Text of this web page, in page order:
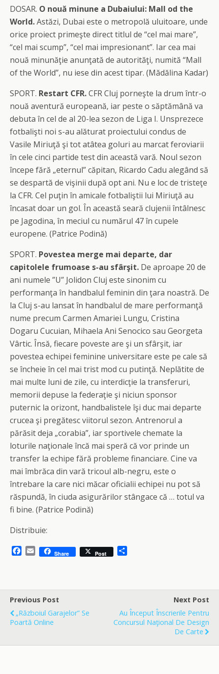
DOSAR. O nouă minune a Dubaiului: Mall od the
World.Astăzi, Dubai este o metropolă uluitoare, unde
orice proiect primeşte direct titlul de “cel mai mare”,
“cel mai scump”, “cel mai impresionant”. Iar cea mai
nouă minunăţie anunţată de autorităţi, numită “Mall
of the World”, nu iese din acest tipar. (Mădălina Kadar)
SPORT. Restart CFR.CFR Cluj porneşte la drum într-o
nouă aventură europeană, iar peste o săptămână va
debuta în cel de al 20-lea sezon de Liga I. Unsprezece
fotbalişti noi s-au alăturat proiectului condus de
Vasile Miriuţă şi tot atâtea goluri au marcat feroviarii
în cele cinci partide test din această vară. Noul sezon
începe fără „eternul” căpitan, Ricardo Cadu alegând să
se despartă de vişinii după opt ani. Nu e loc de tristeţe
la CFR. Cel puţin în amicale fotbaliştii lui Miriuţă au
încasat doar un gol. În această seară clujenii întâlnesc
pe Jagodina, în meciul cu numărul 47 în cupele
europene. (Patrice Podină)
SPORT. Povestea merge mai departe, dar
capitolele frumoase s-au sfârşit. De aproape 20 de
ani numele ”U” Jolidon Cluj este sinonim cu
performanţa în handbalul feminin din ţara noastră. De
la Cluj s-au lansat în handbalul de mare performanţă
nume precum Carmen Amariei Lungu, Cristina
Dogaru Cucuian, Mihaela Ani Senocico sau Georgeta
Vârtic. Însă, fiecare poveste are şi un sfârşit, iar
povestea echipei feminine universitare este pe cale să
se încheie în cel mai trist mod cu putinţă. Neplătite de
mai multe luni de zile, cu interdicţie la transferuri,
memorii depuse la federaţie şi niciun sponsor
puternic la orizont, handbalistele îşi duc mai departe
crucea şi pregătesc viitorul sezon. Antrenorul a
părăsit deja „corabia”, iar sportivele chemate la
loturile naţionale încă mai speră că vor prinde un
transfer la echipe fără probleme financiare. Cine va
mai îmbrăca din vară tricoul alb-negru, este o
întrebare la care nici măcar oficialii echipei nu pot să
răspundă, în ciuda asigurărilor stângace că … totul va
fi bine. (Patrice Podină)
Distribuie:
b
o
o
k
E
l
Share Post
e
Previous Post
„Războiul Garajelor” Se
Poartă Online
Next Post
Au Început Înscrierile Pentru
Concursul Naţional De Design
De Carte